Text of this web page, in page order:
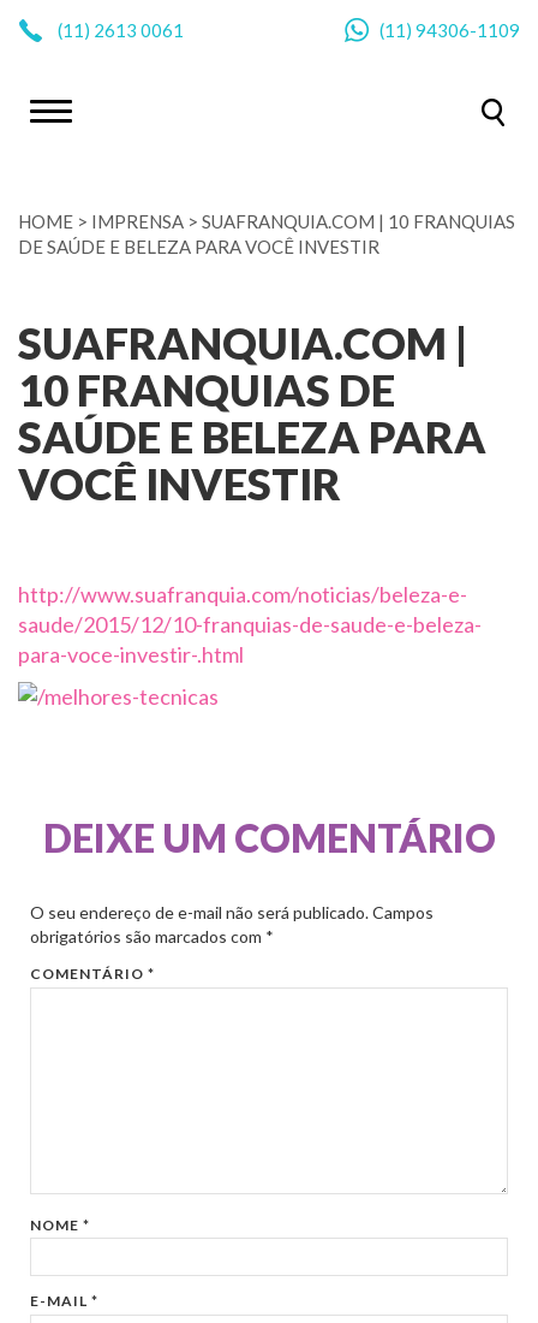
(11) 2613 0061 (11) 94306-1109
HOME > IMPRENSA > SUAFRANQUIA.COM | 10 FRANQUIAS
DE SAÚDE E BELEZA PARA VOCÊ INVESTIR
SUAFRANQUIA.COM |
10 FRANQUIAS DE
SAÚDE E BELEZA PARA
VOCÊ INVESTIR
http://www.suafranquia.com/noticias/beleza-e-
saude/2015/12/10-franquias-de-saude-e-beleza-
para-voce-investir-.html
DEIXE UM COMENTÁRIO
O seu endereço de e-mail não será publicado. Campos
obrigatórios são marcados com *
COMENTÁRIO*
NOME*
E-MAIL*